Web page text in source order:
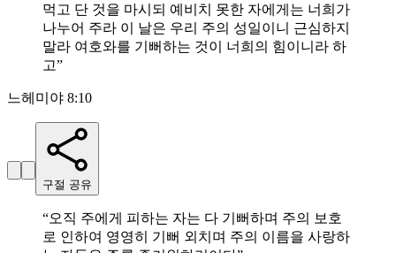
먹고 단 것을 마시되 예비치 못한 자에게는 너희가
나누어 주라 이 날은 우리 주의 성일이니 근심하지
말라 여호와를 기뻐하는 것이 너희의 힘이니라 하
고”
느헤미야 8:10
구절 공유
“오직 주에게 피하는 자는 다 기뻐하며 주의 보호
로 인하여 영영히 기뻐 외치며 주의 이름을 사랑하